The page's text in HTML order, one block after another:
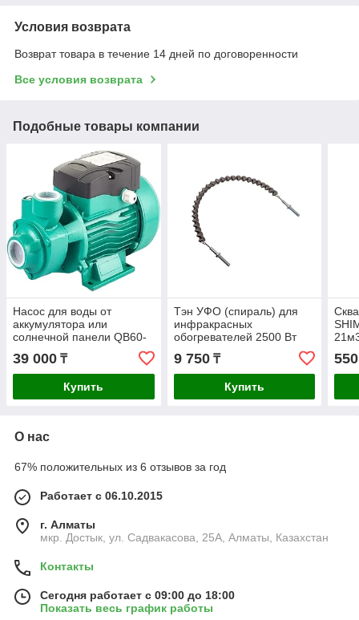
Условия возврата
Возврат товара в течение 14 дней по договоренности
Все условия возврата
Подобные товары компании
Насос для воды от
аккумулятора или
солнечной панели QB60-
12- 200Вт, 25м, 2,1 м3/ч,
12В
39 000 ₸
Купить
Тэн УФО (спираль) для
инфракрасных
обогревателей 2500 Вт
9 750₸
Купить
О нас
67% положительных из 6 отзывов за год
Работает с 06.10.2015
г. Алматы
мкр. Достык, ул. Садвакасова, 25А, Алматы, Казахстан
Контакты
Сегодня работает с 09:00 до 18:00
Показать весь график работы